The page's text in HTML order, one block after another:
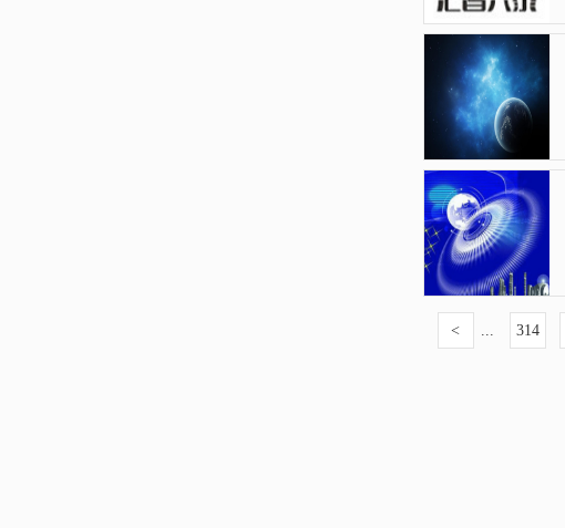
< ... 314